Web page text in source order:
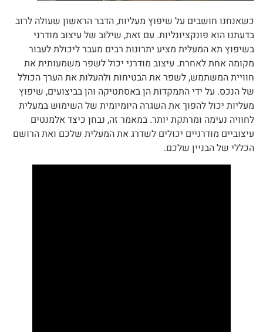
כשאנחנו חושבים על שיפוץ מעליות, הדבר הראשון שעולה לרוב
בדעתנו הוא פונקציונליות. עם זאת, שילוב של עיצוב מודרני
בשיפוץ תא המעלית מציע יתרונות רבים מעבר ליכולת לעבור
מקומה אחת לאחרת. עיצוב מודרני יכול לשפר משמעותית את
חוויית המשתמש, לשפר את הבטיחות ולהעלות את הערך הכולל
של הנכס. על ידי התמקדות הן באסתטיקה והן בביצועים, שיפוץ
מעליות יכול להפוך את השגרה היומיומית של השימוש במעלית
לחוויה נעימה ומרתקת יותר. במאמר זה, נבחן כיצד אלמנטים
עיצוביים מודרניים יכולים לשדרג את המעלית שלכם ואת הרושם
הכללי של הבניין שלכם.